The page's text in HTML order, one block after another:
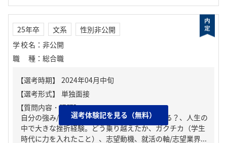
25年卒 文系
性別非公開
学校名 ： 非公開
職種 ： 総合職
【質問内容・課題】
自分の強み/弱み、周りからどんな人といわれる？、人生の
中で大きな挫折経験。どう乗り越えたか、ガクチカ（学生
時代に力を入れたこと）、志望動機、就活の軸/志望業界...
選考体験記を見る（無料）